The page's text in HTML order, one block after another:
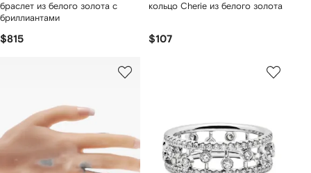
браслет из белого золота с
бриллиантами
$815
кольцо Cherie из белого золота
$107